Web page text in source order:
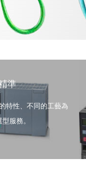
準
特性、不同的工藝為
服務。